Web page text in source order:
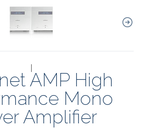
|
AMP High
Mono
Amplifier